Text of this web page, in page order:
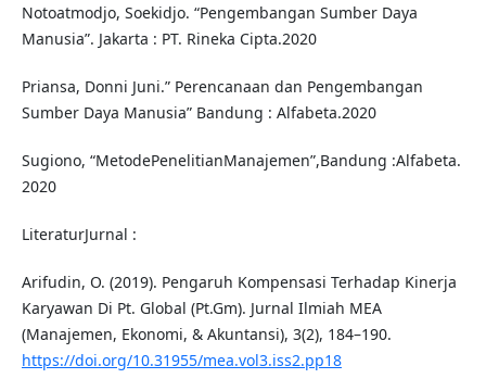
Notoatmodjo, Soekidjo. “Pengembangan Sumber Daya
Manusia”. Jakarta : PT. Rineka Cipta.2020
Priansa, Donni Juni.” Perencanaan dan Pengembangan
Sumber Daya Manusia” Bandung : Alfabeta.2020
Sugiono, “MetodePenelitianManajemen”,Bandung :Alfabeta.
2020
LiteraturJurnal :
Arifudin, O. (2019). Pengaruh Kompensasi Terhadap Kinerja
Karyawan Di Pt. Global (Pt.Gm). Jurnal Ilmiah MEA
(Manajemen, Ekonomi, & Akuntansi), 3(2), 184–190.
https://doi.org/10.31955/mea.vol3.iss2.pp18